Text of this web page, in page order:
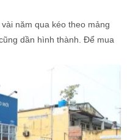
năm qua kéo theo mảng
dần hình thành. Để mua